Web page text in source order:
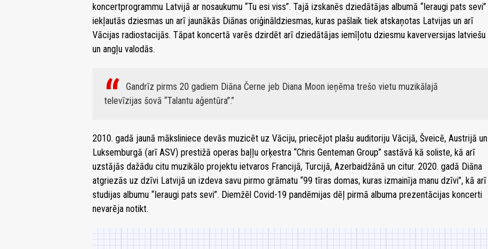
koncertprogrammu Latvijā ar nosaukumu “Tu esi viss”. Tajā izskanēs dziedātājas albumā “Ieraugi pats sevi”
iekļautās dziesmas un arī jaunākās Diānas oriģināldziesmas, kuras pašlaik tiek atskaņotas Latvijas un arī
Vācijas radiostacijās. Tāpat koncertā varēs dzirdēt arī dziedātājas iemīļotu dziesmu kaverversijas latviešu
un angļu valodās.
Gandrīz pirms 20 gadiem Diāna Černe jeb Diana Moon ieņēma trešo vietu muzikālajā
televīzijas šovā “Talantu aģentūra”.
2010. gadā jaunā māksliniece devās muzicēt uz Vāciju, priecējot plašu auditoriju Vācijā, Šveicē, Austrijā un
Luksemburgā (arī ASV) prestižā operas baļļu orķestra “Chris Genteman Group” sastāvā kā soliste, kā arī
uzstājās dažādu citu muzikālo projektu ietvaros Francijā, Turcijā, Azerbaidžānā un citur. 2020. gadā Diāna
atgriezās uz dzīvi Latvijā un izdeva savu pirmo grāmatu “99 tīras domas, kuras izmainīja manu dzīvi”, kā arī
studijas albumu “Ieraugi pats sevi”. Diemžēl Covid-19 pandēmijas dēļ pirmā albuma prezentācijas koncerti
nevarēja notikt.